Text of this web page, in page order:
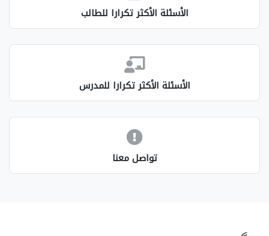
الأسئلة الأكثر تكرارا للطالب
الأسئلة الأكثر تكرارا للمدرس
تواصل معنا